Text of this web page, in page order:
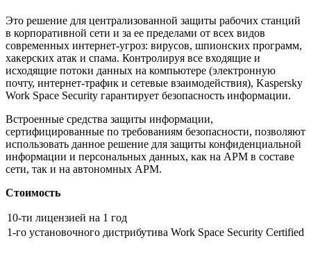
Это решение для централизованной защиты рабочих станций
в корпоративной сети и за ее пределами от всех видов
современных интернет-угроз: вирусов, шпионских программ,
хакерских атак и спама. Контролируя все входящие и
исходящие потоки данных на компьютере (электронную
почту, интернет-трафик и сетевые взаимодействия), Kaspersky
Work Space Security гарантирует безопасность информации.
Встроенные средства защиты информации,
сертифицированные по требованиям безопасности, позволяют
использовать данное решение для защиты конфиденциальной
информации и персональных данных, как на АРМ в составе
сети, так и на автономных АРМ.
Стоимость
10-ти лицензией на 1 год
1-го установочного дистрибутива Work Space Security Certified